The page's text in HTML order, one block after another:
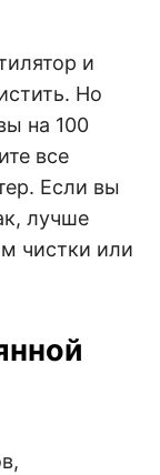
и
Но
на 100
все
Если вы
лучше
чистки или